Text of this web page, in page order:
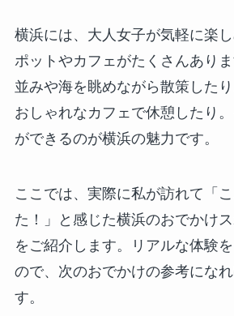
横浜には、大人女子が気軽に楽
ポットやカフェがたくさんあり
並みや海を眺めながら散策した
おしゃれなカフェで休憩したり
ができるのが横浜の魅力です。
ここでは、実際に私が訪れて「
た！」と感じた横浜のおでかけ
をご紹介します。リアルな体験
ので、次のおでかけの参考にな
す。